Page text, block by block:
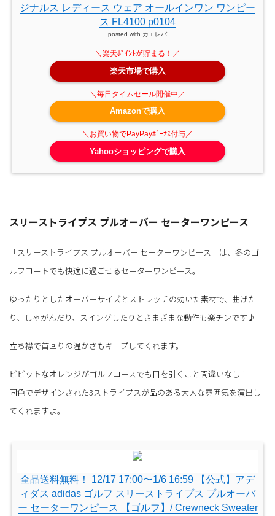
ジナルス レディース ウェア オールインワン ワンピー
ス FL4100 p0104
posted with カエレバ
楽天市場で購入
Amazonで購入
Yahooショッピングで購入
スリーストライプス プルオーバー セーターワンピース
「スリーストライプス プルオーバー セーターワンピース」は、冬のゴ
ルフコートでも快適に過ごせるセーターワンピース。
ゆったりとしたオーバーサイズとストレッチの効いた素材で、曲げた
り、しゃがんだり、スイングしたりとさまざまな動作も楽チンです♪
立ち襟で首回りの温かさもキープしてくれます。
ビビットなオレンジがゴルフコースでも目を引くこと間違いなし！
同色でデザインされた3ストライプスが品のある大人な雰囲気を演出し
てくれますよ。
全品送料無料！ 12/17 17:00〜1/6 16:59 【公式】アデ
ィダス adidas ゴルフ スリーストライプス プルオーバ
ー セーターワンピース 【ゴルフ】/ Crewneck Sweater